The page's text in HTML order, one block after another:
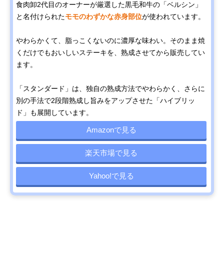
食肉卸2代目のオーナーが厳選した黒毛和牛の「ベルシン」
と名付けられたモモのわずかな赤身部位が使われています。
やわらかくて、脂っこくないのに濃厚な味わい。そのまま焼
くだけでもおいしいステーキを、熟成させてから販売してい
ます。
「スタンダード」は、独自の熟成方法でやわらかく、さらに
別の手法で2段階熟成し旨みをアップさせた「ハイブリッ
ド」も展開しています。
Amazonで見る
楽天市場で見る
Yahoo!で見る